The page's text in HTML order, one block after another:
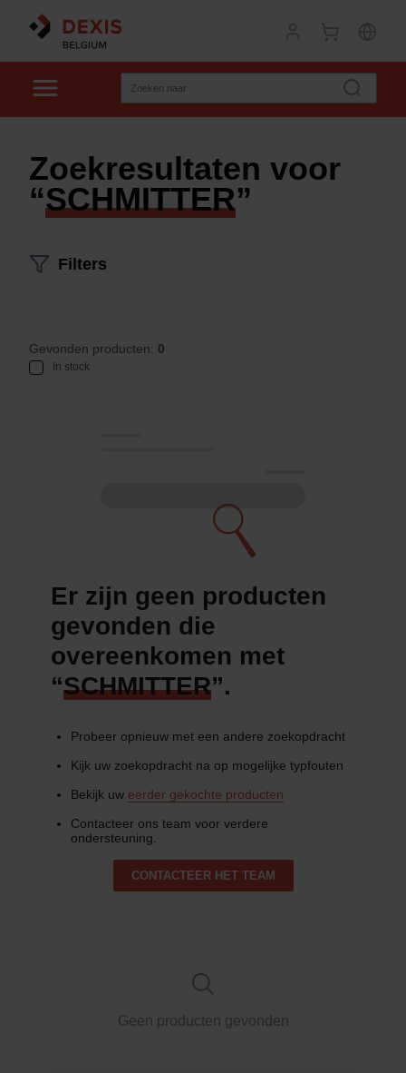
Zoekresultaten voor
“SCHMITTER”
Filters
Gevonden producten: 0
In stock
Er zijn geen producten
gevonden die
overeenkomen met
“SCHMITTER”.
Probeer opnieuw met een andere zoekopdracht
Kijk uw zoekopdracht na op mogelijke typfouten
Bekijk uw eerder gekochte producten
Contacteer ons team voor verdere
ondersteuning.
CONTACTEER HET TEAM
Geen producten gevonden